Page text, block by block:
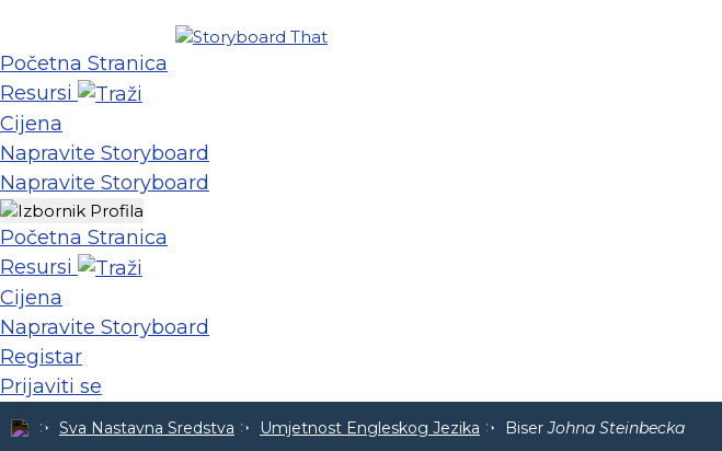
Početna Stranica
Resursi
Cijena
Napravite Storyboard
Napravite Storyboard
Početna Stranica
Resursi
Cijena
Napravite Storyboard
Registar
Prijaviti se
Sva Nastavna Sredstva Umjetnost Engleskog Jezika BiserJohna Steinbecka